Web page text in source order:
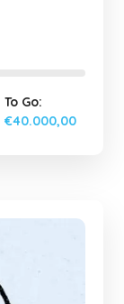
To Go:
€40.000,00